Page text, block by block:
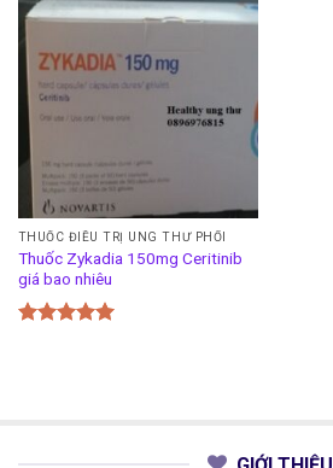
THUỐC ĐIỀU TRỊ UNG THƯ PHỔI
Thuốc Zykadia 150mg Ceritinib
giá bao nhiêu